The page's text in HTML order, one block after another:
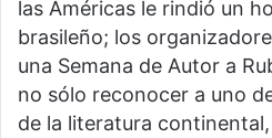
las Américas le rindió un
brasileño; los
una Semana de Autor a
no sólo reconocer a uno
de la literatura